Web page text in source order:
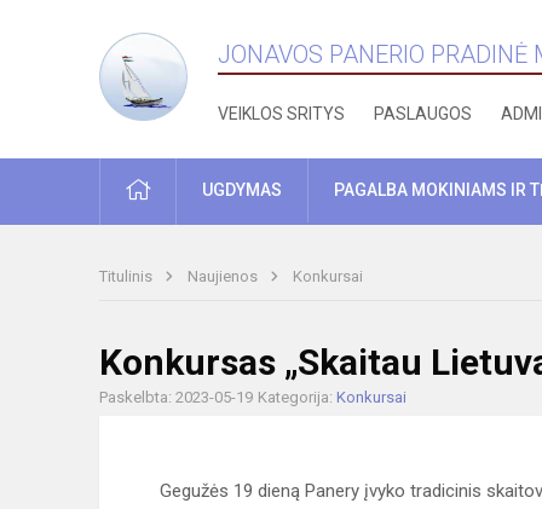
JONAVOS PANERIO PRADINĖ
VEIKLOS SRITYS PASLAUGOS
PRADŽIAUGDYMAS PAGALBA MOKINIAMS IR
Titulinis Naujienos Konkursai
Konkursas „Skaitau
Paskelbta: 2023-05-19 Kategorija: Konkursai
Gegužės 19 dieną Panery įvyko tradicinis